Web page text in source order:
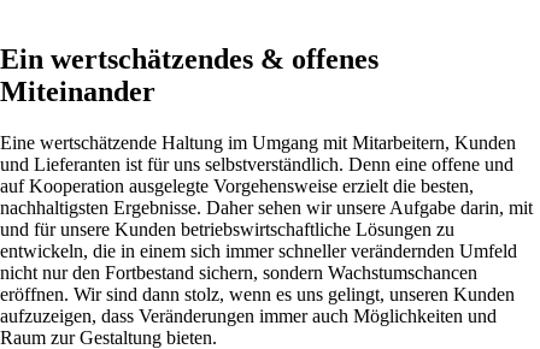
Ein wertschätzendes & offenes
Miteinander
Eine wertschätzende Haltung im Umgang mit Mitarbeitern, Kunden
und Lieferanten ist für uns selbstverständlich. Denn eine offene und
auf Kooperation ausgelegte Vorgehensweise erzielt die besten,
nachhaltigsten Ergebnisse. Daher sehen wir unsere Aufgabe darin, mit
und für unsere Kunden betriebswirtschaftliche Lösungen zu
entwickeln, die in einem sich immer schneller verändernden Umfeld
nicht nur den Fortbestand sichern, sondern Wachstumschancen
eröffnen. Wir sind dann stolz, wenn es uns gelingt, unseren Kunden
aufzuzeigen, dass Veränderungen immer auch Möglichkeiten und
Raum zur Gestaltung bieten.